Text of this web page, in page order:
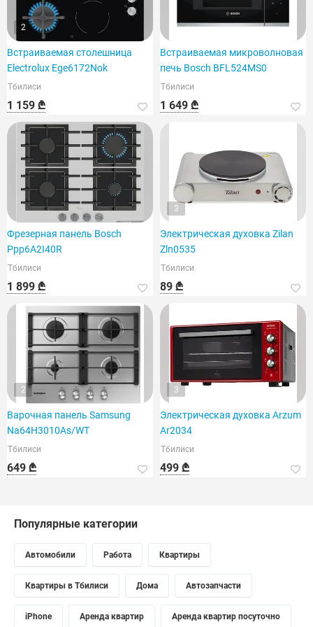
2
Встраиваемая столешница
Electrolux Ege6172Nok
Тбилиси
1 159 ₾
Встраиваемая микроволновая
печь Bosch BFL524MS0
Тбилиси
1 649 ₾
Фрезерная панель Bosch
Ppp6A2I40R
Тбилиси
1 899 ₾
3
Электрическая духовка Zilan
Zln0535
Тбилиси
89 ₾
2
Варочная панель Samsung
Na64H3010As/WT
Тбилиси
649 ₾
3
Электрическая духовка Arzum
Ar2034
Тбилиси
499 ₾
Популярные категории
Автомобили Работа Квартиры
Квартиры в Тбилиси Дома Автозапчасти
iPhone Аренда квартир Аренда квартир посуточно